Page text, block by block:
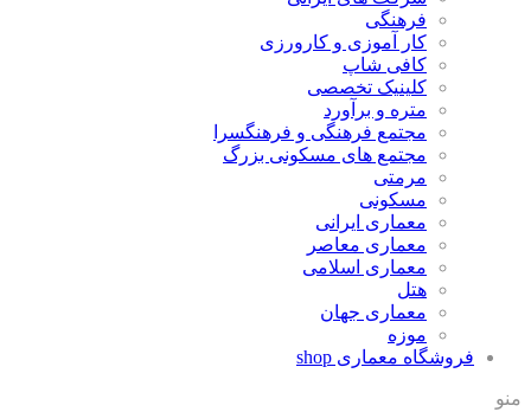
فرهنگی
کار آموزی و کارورزی
کافی شاپ
کلینیک تخصصی
متره و برآورد
مجتمع فرهنگی و فرهنگسرا
مجتمع های مسکونی بزرگ
مرمتی
مسکونی
معماری ایرانی
معماری معاصر
معماری اسلامی
هتل
معماری جهان
موزه
فروشگاه معماری shop
منو